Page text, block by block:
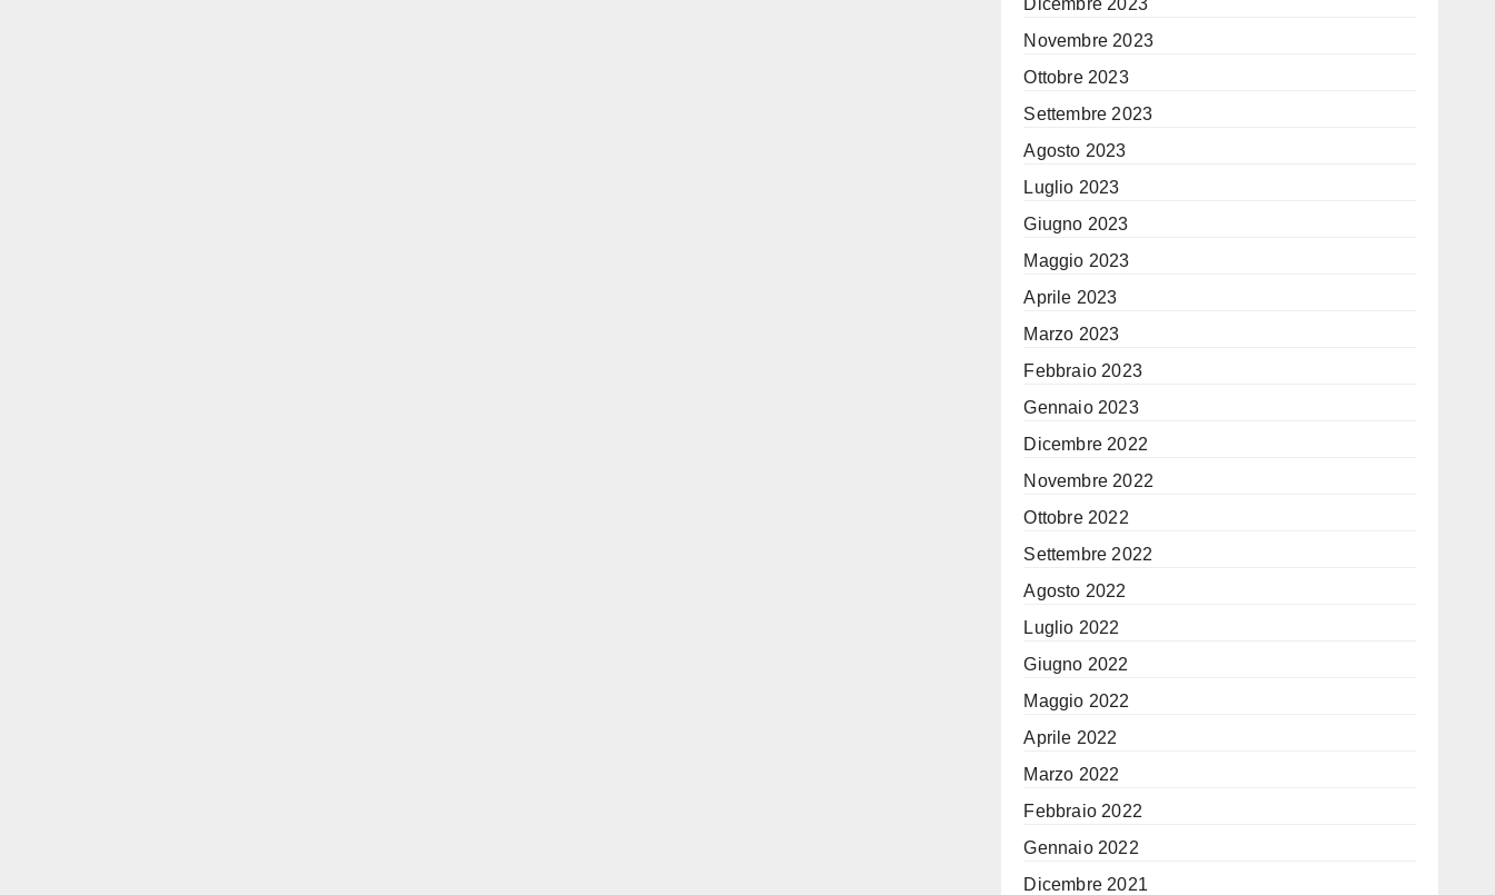
Dicembre 2023
Novembre 2023
Ottobre 2023
Settembre 2023
Agosto 2023
Luglio 2023
Giugno 2023
Maggio 2023
Aprile 2023
Marzo 2023
Febbraio 2023
Gennaio 2023
Dicembre 2022
Novembre 2022
Ottobre 2022
Settembre 2022
Agosto 2022
Luglio 2022
Giugno 2022
Maggio 2022
Aprile 2022
Marzo 2022
Febbraio 2022
Gennaio 2022
Dicembre 2021